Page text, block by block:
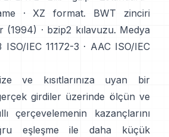
· XZ format. BWT zinciri
(1994) · bzip2 kılavuzu. Medya
ISO/IEC 11172-3 · AAC ISO/IEC
ve kısıtlarınıza uyan bir
gerçek girdiler üzerinde ölçün ve
çerçevelemenin kazançlarını
eşleşme ile daha küçük